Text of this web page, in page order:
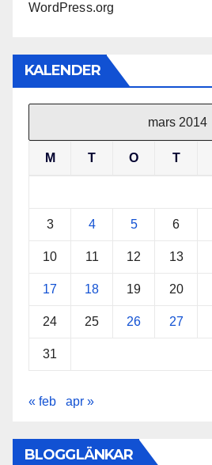
WordPress.org
KALENDER
mars 2014
M T O T
3 4 5 6
10 11 12 13
17 18 19 20
24 25 26 27
31
« feb apr »
BLOGGLÄNKAR